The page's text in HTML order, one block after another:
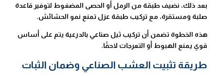
بعد ذلك، نضيف طبقة من الرمل أو الحصى المضغوط لتوفير قاعدة
صلبة ومستقرة، مع تركيب طبقة عزل تمنع نمو الحشائش.
هذه الخطوة تضمن أن تركيب ثيل صناعي بالدرعية يتم على أساس
قوي يمنع الهبوط أو التعرجات لاحقًا.
طريقة تثبيت العشب الصناعي وضمان الثبات